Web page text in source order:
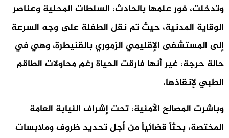
وتدخلت، فور علمها بالحادث، السلطات المحلية وعناصر
الوقاية المدنية، حيث تم نقل الطفلة على وجه السرعة
إلى المستشفى الإقليمي الزموري بالقنيطرة، وهي في
حالة حرجة، غير أنها فارقت الحياة رغم محاولات الطاقم
الطبي لإنقاذها.
وباشرت المصالح الأمنية، تحت إشراف النيابة العامة
المختصة، بحثاً قضائياً من أجل تحديد ظروف وملابسات